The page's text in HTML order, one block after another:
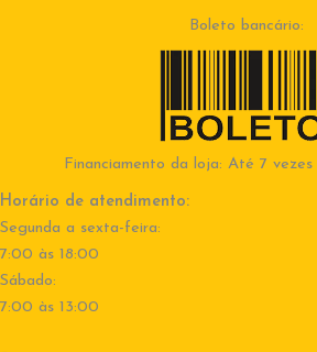
Boleto bancário:
Financiamento da loja: Até 7 vezes
Horário de atendimento:
Segunda a sexta-feira:
7:00 às 18:00
Sábado:
7:00 às 13:00